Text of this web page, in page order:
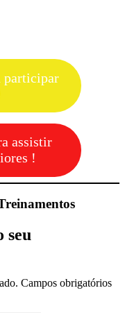
participar
assistir
!
seu
Campos obrigatórios